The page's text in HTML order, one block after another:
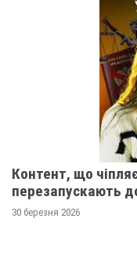
Контент, що
перезапускають
30 березня 2026